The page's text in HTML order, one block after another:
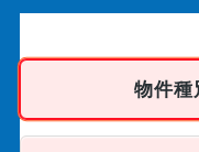
物件種